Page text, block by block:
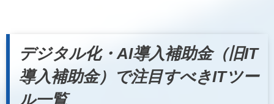
デジタル化・AI導入補助金（旧IT
導入補助金）で注目すべきITツー
ル一覧